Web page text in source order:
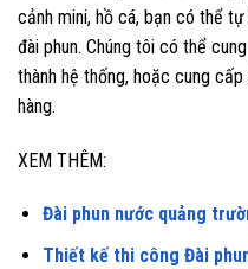
cảnh mini, hồ cá, bạn có thể
đài phun. Chúng tôi có thể
thành hệ thống, hoặc cung
hàng.
XEM THÊM:
Đài phun nước quảng
Thiết kế thi công Đài